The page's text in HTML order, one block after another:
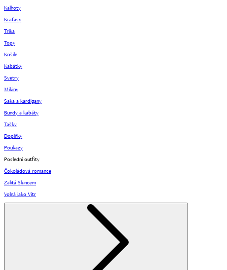
Kalhoty
Kraťasy
Trika
Topy
Košile
Kabátky
Svetry
Mikiny
Saka a kardigany
Bundy a kabáty
Tašky
Doplňky
Poukazy
Poslední outfity
Čokoládová romance
Zalitá Sluncem
Volná jako Vítr